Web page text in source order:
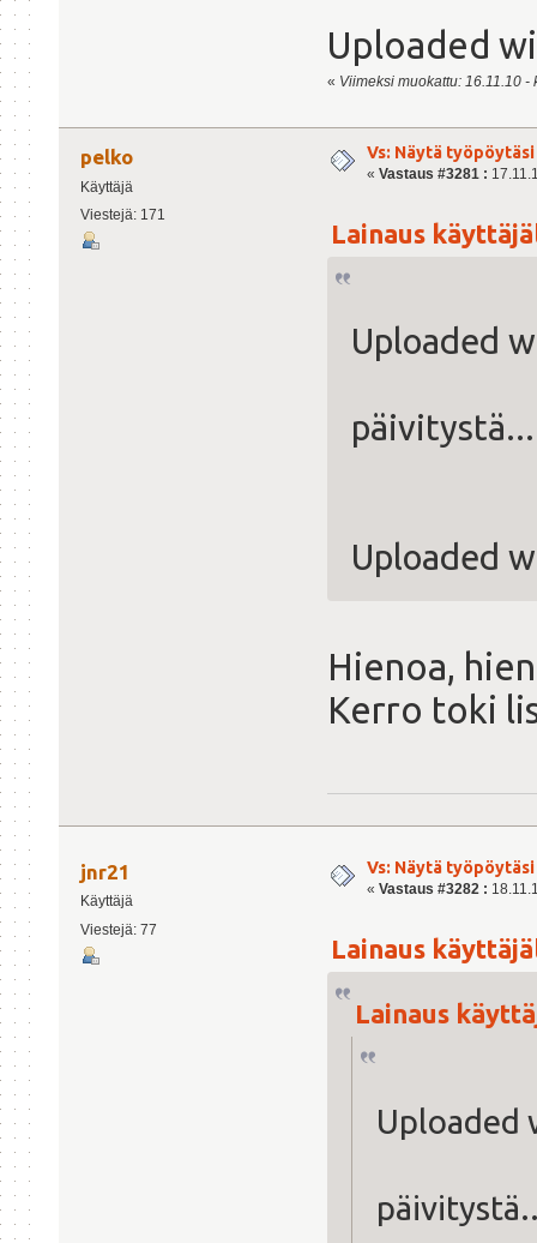
Uploaded
« Viimeksi muokattu: 16.11.10
pelko
Käyttäjä
Viestejä: 171
Vs: Näytä työpöytäsi
« Vastaus #3281 :
Lainaus
Uploaded
päivitystä...
Uploaded
Hienoa,
Kerro toki
jnr21
Käyttäjä
Viestejä: 77
Vs: Näytä työpöytäsi
« Vastaus #3282 :
Lainaus
Lainaus